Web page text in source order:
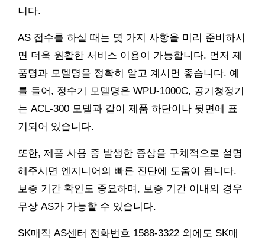
니다.
AS 접수를 하실 때는 몇 가지 사항을 미리 준비하시
면 더욱 원활한 서비스 이용이 가능합니다. 먼저 제
품명과 모델명을 정확히 알고 계시면 좋습니다. 예
를 들어, 정수기 모델명은 WPU-1000C, 공기청정기
는 ACL-300 모델과 같이 제품 하단이나 뒷면에 표
기되어 있습니다.
또한, 제품 사용 중 발생한 증상을 구체적으로 설명
해주시면 엔지니어의 빠른 진단에 도움이 됩니다.
보증 기간 확인도 중요하며, 보증 기간 이내의 경우
무상 AS가 가능할 수 있습니다.
SK매직 AS센터 전화번호 1588-3322 외에도 SK매